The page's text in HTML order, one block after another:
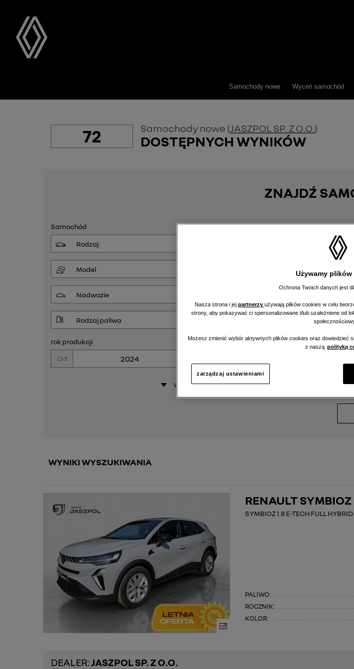
Samochody nowe Wyceń samochód
72 Samochody nowe (JASZPOL SP. Z O.O.)
DOSTĘPNYCH WYNIKÓW
ZNAJDŹ
Samochód
rok produkcji
Od
więcej opcji
WYNIKI WYSZUKIWANIA
RENAULT SYMBIOZ
SYMBIOZ 1.8 E-TECH FULL
PALIWO:
ROCZNIK:
KOLOR:
DEALER:JASZPOL SP. Z O.O.
Używamy
Ochrona Twoich danych jest
Nasza strona i jej partnerzy używają plików cookies w celu
strony, aby pokazywać ci spersonalizowane i/lub uzależnione od
Możesz zmienić wybór aktywnych plików cookies oraz dowiedzieć
z naszą polityką
zarządzaj ustawieniami